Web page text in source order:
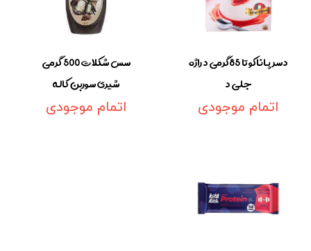
دسر پاناکوتا 85گرمی دراژه
جلی د
اتمام موجودی
سس شکلات 500 گرمی
شیری سوربن کاله
اتمام موجودی